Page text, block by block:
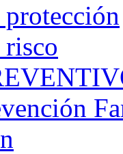
protección
risco